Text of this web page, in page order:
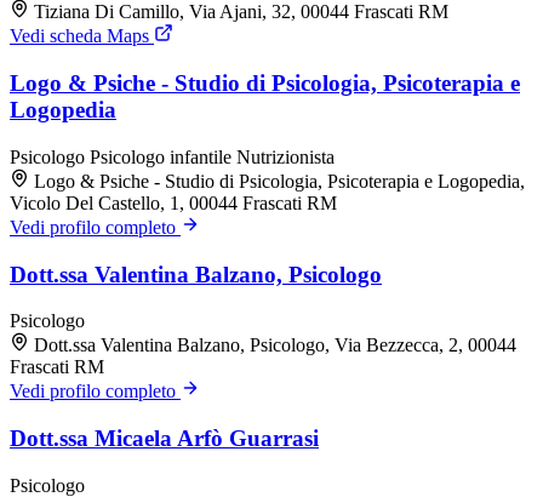
Tiziana Di Camillo, Via Ajani, 32, 00044 Frascati RM
Vedi scheda Maps
Logo & Psiche - Studio di Psicologia, Psicoterapia e
Logopedia
Psicologo Psicologo infantile Nutrizionista
Logo & Psiche - Studio di Psicologia, Psicoterapia e Logopedia,
Vicolo Del Castello, 1, 00044 Frascati RM
Vedi profilo completo
Dott.ssa Valentina Balzano, Psicologo
Psicologo
Dott.ssa Valentina Balzano, Psicologo, Via Bezzecca, 2, 00044
Frascati RM
Vedi profilo completo
Dott.ssa Micaela Arfò Guarrasi
Psicologo